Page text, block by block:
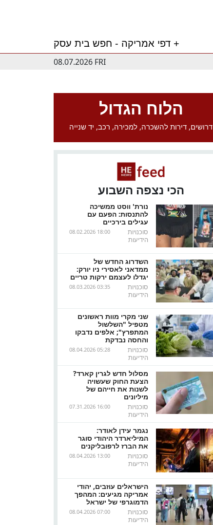
דפי אמריקה - חפש בית עסק +
08.07.2026 FRI
הלוח הגדול
דרושים, דירות להשכרה, למכירה, רכב, יד שנייה
הכי נצפה השבוע
נורת' ווסט ממשיכה
להתנסות: הפעם עם
עגילים בירכיים
08.02.2026 18:00
סוכנויות
הידיעות
השדרוג החדש של
ממדאני לאסירי ניו יורק:
יגדלו לעצמם ירקות טריים
08.03.2026 03:35
סוכנויות
הידיעות
שני מקרי מוות ראשונים
מטפיל "השלשול
המתפרץ"; אלפים נדבקו
והחסה נבדקת
08.04.2026 05:28
סוכנויות
הידיעות
מסלול חדש לגרין קארד?
הצעת החוק שעשויה
לשנות את חייהם של
מיליונים
07.31.2026 16:00
סוכנויות
הידיעות
נגמר עידן לאודר:
המיליארדר היהודי סוגר
את הברז לרפובליקנים
08.04.2026 13:00
סוכנויות
הידיעות
הישראלים עוזבים, יהודי
אמריקה מגיעים: המהפך
הדמוגרפי של ישראל
08.04.2026 07:00
סוכנויות
הידיעות